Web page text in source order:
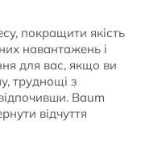
покращити якість
навантажень і
для вас, якщо ви
труднощі з
Baum
відчуття